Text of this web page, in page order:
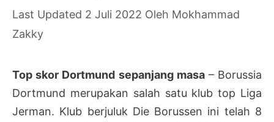
2 Juli 2022 Oleh Mokhammad
Zakky
Top skor Dortmund sepanjang masa– Borussia
Dortmund merupakan salah satu klub top Liga
Jerman. Klub berjuluk Die Borussen ini telah 8